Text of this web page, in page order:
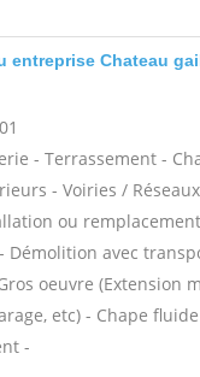
entreprise Chateau
- Terrassement -
- Voiries /
ou
Démolition avec
oeuvre (Extension
etc) - Chape
-